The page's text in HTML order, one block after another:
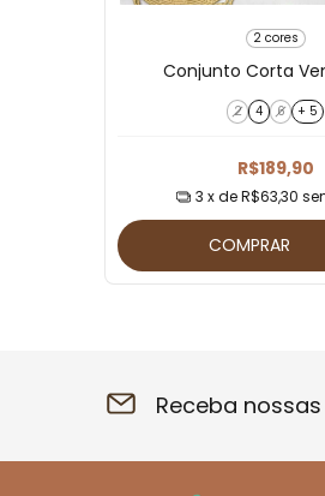
2 cores
Conjunto Corta
2 4 6 + 5
R$189,90
3 x deR$63,30
COMPRAR
Receba